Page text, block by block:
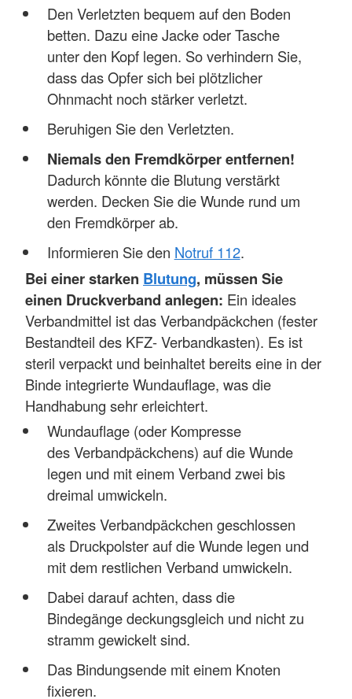
Den Verletzten bequem auf den Boden
betten. Dazu eine Jacke oder Tasche
unter den Kopf legen. So verhindern Sie,
dass das Opfer sich bei plötzlicher
Ohnmacht noch stärker verletzt.
Beruhigen Sie den Verletzten.
Niemals den Fremdkörper entfernen!
Dadurch könnte die Blutung verstärkt
werden. Decken Sie die Wunde rund um
den Fremdkörper ab.
Informieren Sie den Notruf 112.
Bei einer starken Blutung, müssen Sie
einen Druckverband anlegen: Ein ideales
Verbandmittel ist das Verbandpäckchen (fester
Bestandteil des KFZ- Verbandkasten). Es ist
steril verpackt und beinhaltet bereits eine in der
Binde integrierte Wundauflage, was die
Handhabung sehr erleichtert.
Wundauflage (oder Kompresse
des Verbandpäckchens) auf die Wunde
legen und mit einem Verband zwei bis
dreimal umwickeln.
Zweites Verbandpäckchen geschlossen
als Druckpolster auf die Wunde legen und
mit dem restlichen Verband umwickeln.
Dabei darauf achten, dass die
Bindegänge deckungsgleich und nicht zu
stramm gewickelt sind.
Das Bindungsende mit einem Knoten
fixieren.